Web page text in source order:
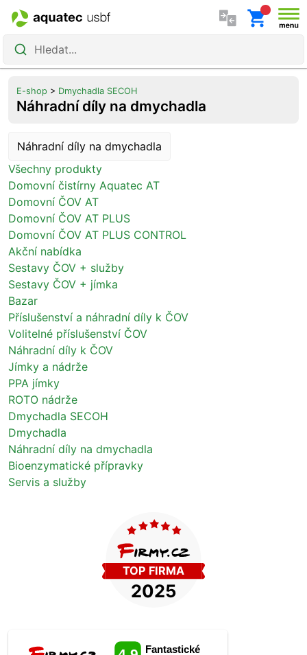
Přeskočit na obsah
Hledat...
Aquatec USBF
E-shop > Dmychadla SECOH
Náhradní díly na dmychadla
Náhradní díly na dmychadla
Všechny produkty
Domovní čistírny Aquatec AT
Domovní ČOV AT
Domovní ČOV AT PLUS
Domovní ČOV AT PLUS CONTROL
Akční nabídka
Sestavy ČOV + služby
Sestavy ČOV + jímka
Bazar
Příslušenství a náhradní díly k ČOV
Volitelné příslušenství ČOV
Náhradní díly k ČOV
Jímky a nádrže
PPA jímky
ROTO nádrže
Dmychadla SECOH
Dmychadla
Náhradní díly na dmychadla
Bioenzymatické přípravky
Servis a služby